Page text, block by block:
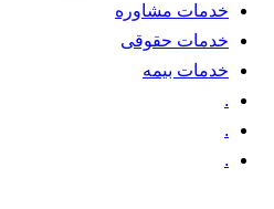
خدمات مشاوره
خدمات حقوقی
خدمات بیمه
.
.
.